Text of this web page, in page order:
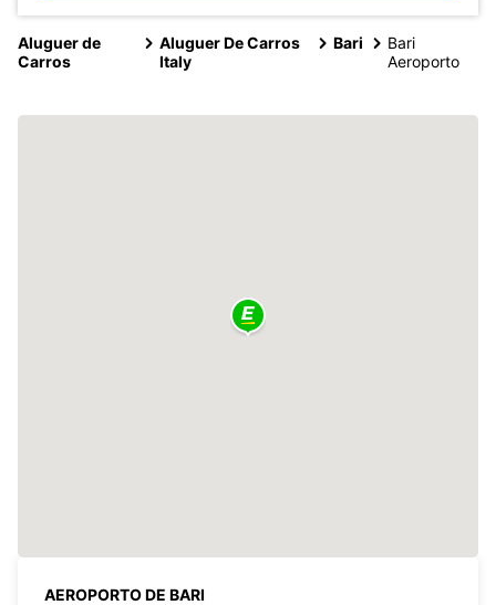
Aluguer de
Carros
Aluguer De Carros
Italy
Bari
Bari
Aeroporto
AEROPORTO DE BARI